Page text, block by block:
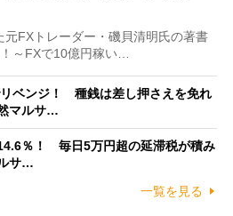
FXトレーダー・磯貝清明氏の著書
！～FXで10億円稼い…
リベンジ！ 種銭は差し押さえを免れ
マルサ…
％！ 毎日5万円超の延滞税が積み
サ…
一覧を見る